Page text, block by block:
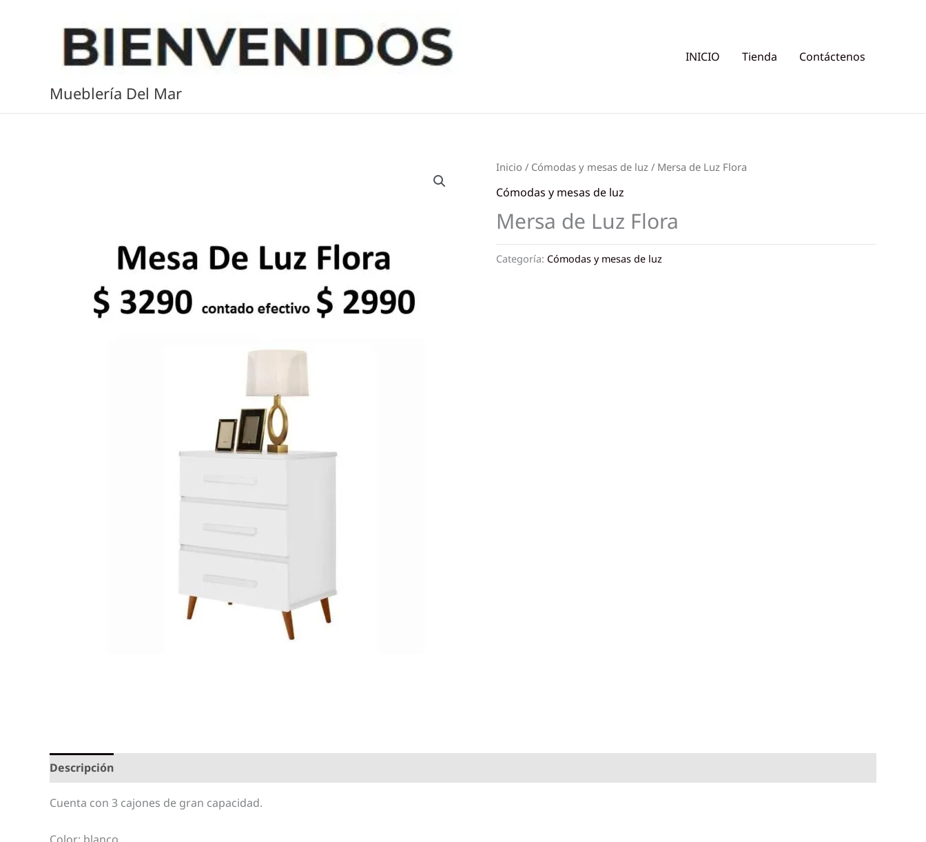
Mueblería Del Mar
INICIO Tienda Contáctenos
Inicio / Cómodas y mesas de luz / Mersa de Luz Flora
Cómodas y mesas de luz
Mersa de Luz Flora
Categoría: Cómodas y mesas de luz
Descripción
Cuenta con 3 cajones de gran capacidad.